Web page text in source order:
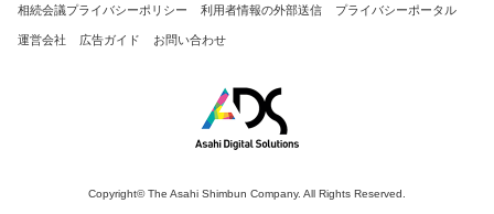
相続会議プライバシーポリシー 利用者情報の外部送信 プライバシーポータル
運営会社 広告ガイド お問い合わせ
Copyright© The Asahi Shimbun Company. All Rights Reserved.